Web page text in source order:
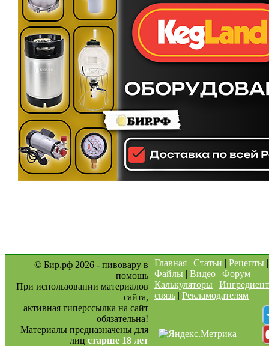
© Бир.рф 2026 - пивовару в
помощь
При использовании материалов
сайта,
активная гиперссылка на сайт
обязательна!
Материалы предназначены для
лиц старше 18 лет
Главная | Статьи | Рецепты
Файлы | Видео | Форум
Калькуляторы |
связь | Рекламодателям